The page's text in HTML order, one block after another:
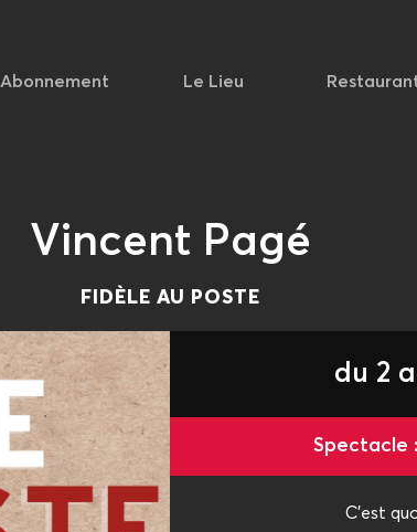
Abonnement Le Lieu
Vincent Pagé
FIDÈLE AU POSTE
du 2
Spectacle
C’est